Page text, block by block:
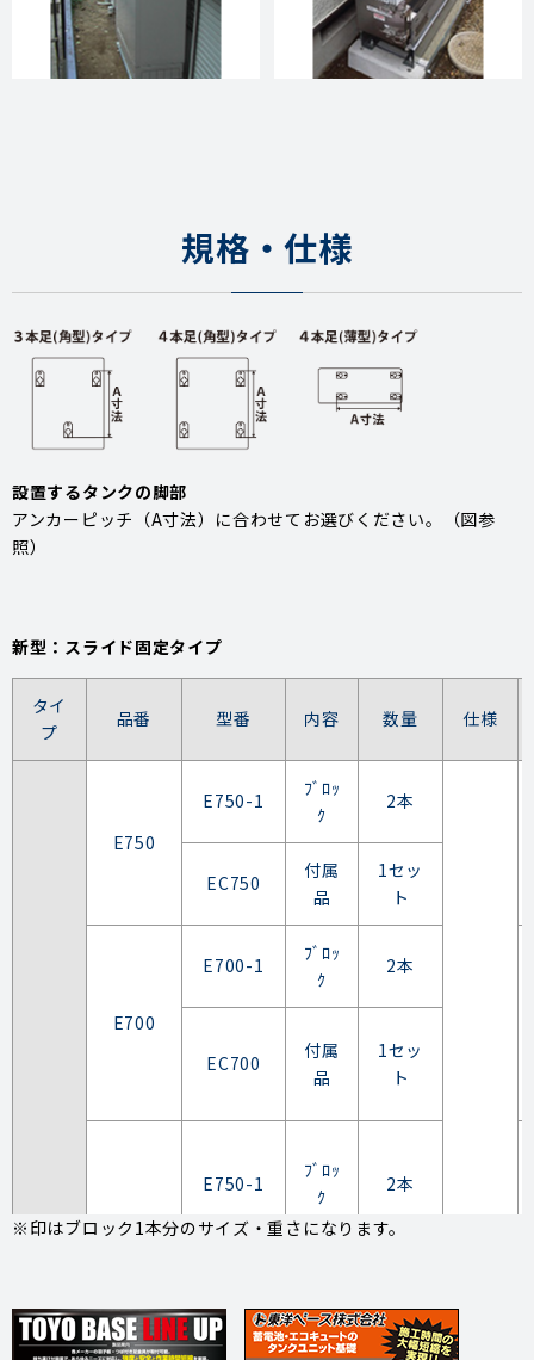
規格・仕様
設置するタンクの脚部
アンカーピッチ（A寸法）に合わせてお選びください。（図参
照）
新型：スライド固定タイプ
タイ
プ
品番 型番 内容 数量 仕様
E750
E750-1
ﾌﾞﾛｯ
ｸ
2本
EC750
付属
品
1セッ
ト
E700
E700-1
ﾌﾞﾛｯ
ｸ
2本
EC700
付属
品
1セッ
ト
E750-1
ﾌﾞﾛｯ
ｸ
2本
ESC750
付属
品
1セッ
ト
※印はブロック1本分のサイズ・重さになります。